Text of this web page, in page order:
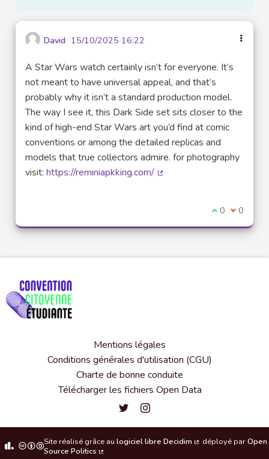
David 15/10/2025 16:22
A Star Wars watch certainly isn’t for everyone. It’s
not meant to have universal appeal, and that’s
probably why it isn’t a standard production model.
The way I see it, this Dark Side set sits closer to the
kind of high-end Star Wars art you’d find at comic
conventions or among the detailed replicas and
models that true collectors admire. for photography
visit: https://reminiapkking.com/
Je suis
0 Je ne
0
Mentions légales
Conditions générales d'utilisation (CGU)
Charte de bonne conduite
Télécharger les fichiers Open Data
Convention citoyenne étudiante
Convention citoyenne
Site réalisé grâce au logiciel libre Decidim
(Lien externe)
déployé parOpen
Source Politics